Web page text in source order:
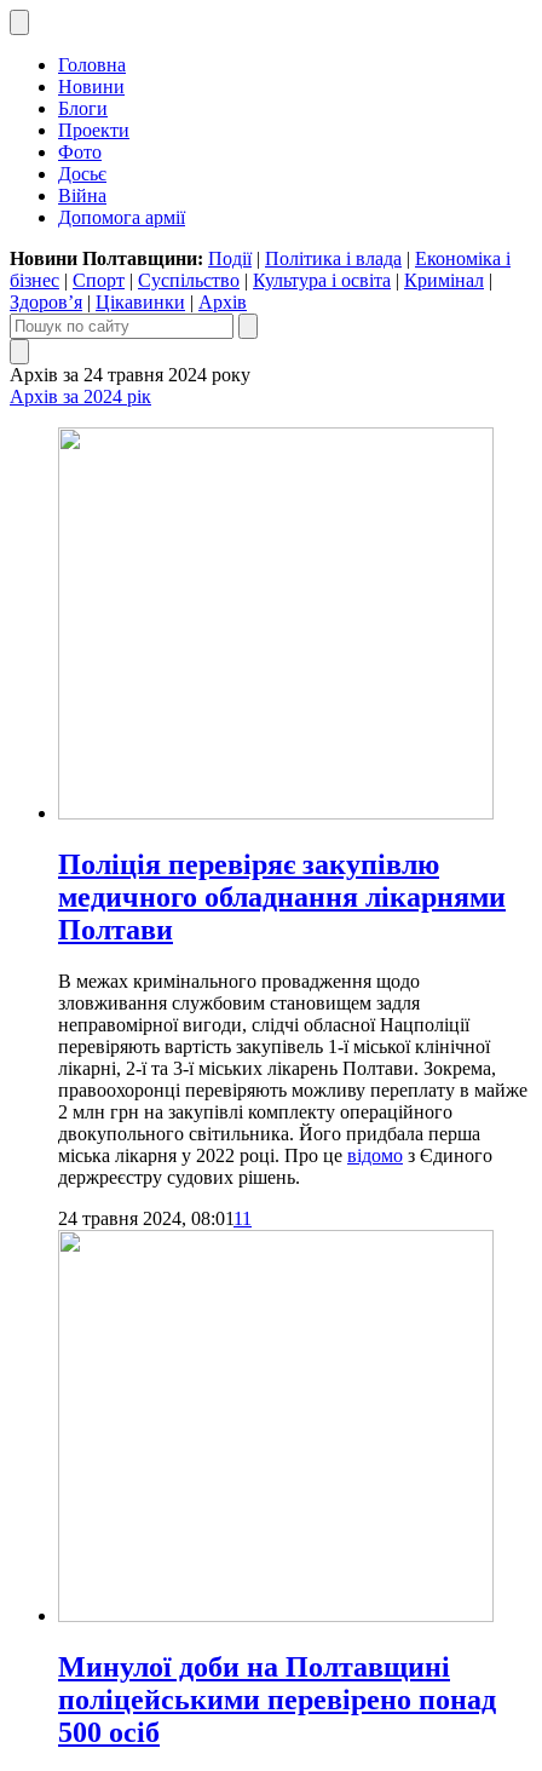
Головна
Новини
Блоги
Проекти
Фото
Досьє
Війна
Допомога армії
Новини Полтавщини: Події| Політика і влада | Економіка і
бізнес | Спорт | Суспільство | Культура і освіта | Кримінал |
Здоров’я | Цікавинки | Архів
Архів за 24 травня 2024 року
Архів за 2024 рік
Поліція перевіряє закупівлю
медичного обладнання лікарнями
Полтави
В межах кримінального провадження щодо
зловживання службовим становищем задля
неправомірної вигоди, слідчі обласної Нацполіції
перевіряють вартість закупівель 1-ї міської клінічної
лікарні, 2-ї та 3-ї міських лікарень Полтави. Зокрема,
правоохоронці перевіряють можливу переплату в майже
2 млн грн на закупівлі комплекту операційного
двокупольного світильника. Його придбала перша
міська лікарня у 2022 році. Про це відомо з Єдиного
держреєстру судових рішень.
24 травня 2024, 08:0111
Минулої доби на Полтавщині
поліцейськими перевірено понад
500 осіб